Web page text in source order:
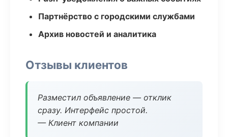
Партнёрство с городскими службами
Архив новостей и аналитика
Отзывы клиентов
Разместил объявление — отклик
сразу. Интерфейс простой.
— Клиент компании